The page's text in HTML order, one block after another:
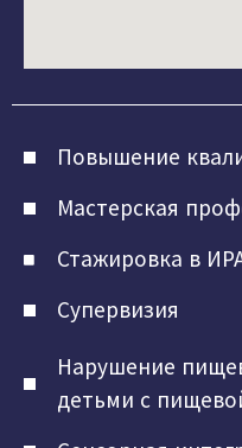
Повышение
Мастерская
Стажировка в
Супервизия
Нарушение
детьми с